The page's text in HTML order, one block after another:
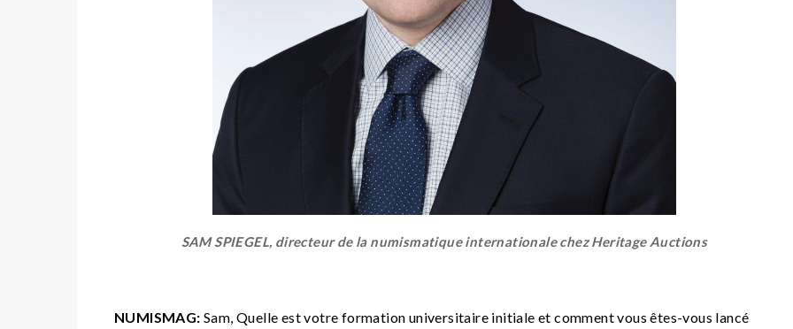
SAM SPIEGEL, directeur de la numismatique internationale chez Heritage Auctions
NUMISMAG: Sam, Quelle est votre formation universitaire initiale et comment vous êtes-vous lancé